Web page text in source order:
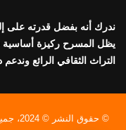
ندرك أنه بفضل قدرته على
يظل المسرح ركيزة أساسية
التراث الثقافي الرائع
© حقوق النشر © 2024، جميع الحقوق محفوظة لجريدة ل المسرح نيوز